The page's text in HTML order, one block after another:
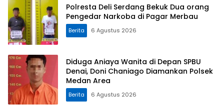
Polresta Deli Serdang Bekuk Dua orang
Pengedar Narkoba di Pagar Merbau
Berita 6 Agustus 2026
Diduga Aniaya Wanita di Depan SPBU
Denai, Doni Chaniago Diamankan Polsek
Medan Area
Berita 6 Agustus 2026